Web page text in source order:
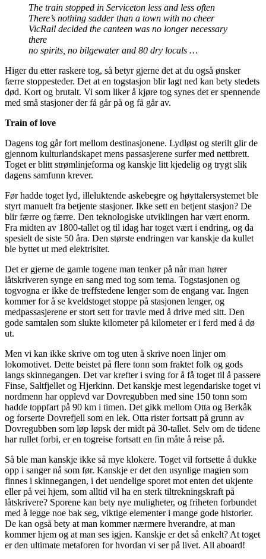
The train stopped in Serviceton less and less often
There’s nothing sadder than a town with no cheer
VicRail decided the canteen was no longer necessary
there
no spirits, no bilgewater and 80 dry locals …
Higer du etter raskere tog, så betyr gjerne det at du også ønsker
færre stoppesteder. Det at en togstasjon blir lagt ned kan bety stedets
død. Kort og brutalt. Vi som liker å kjøre tog synes det er spennende
med små stasjoner der få går på og få går av.
Train of love
Dagens tog går fort mellom destinasjonene. Lydløst og sterilt glir de
gjennom kulturlandskapet mens passasjerene surfer med nettbrett.
Toget er blitt strømlinjeforma og kanskje litt kjedelig og trygt slik
dagens samfunn krever.
Før hadde toget lyd, illeluktende askebegre og høyttalersystemet ble
styrt manuelt fra betjente stasjoner. Ikke sett en betjent stasjon? De
blir færre og færre. Den teknologiske utviklingen har vært enorm.
Fra midten av 1800-tallet og til idag har toget vært i endring, og da
spesielt de siste 50 åra. Den største endringen var kanskje da kullet
ble byttet ut med elektrisitet.
Det er gjerne de gamle togene man tenker på når man hører
låtskriveren synge en sang med tog som tema. Togstasjonen og
togvogna er ikke de treffstedene lenger som de engang var. Ingen
kommer for å se kveldstoget stoppe på stasjonen lenger, og
medpassasjerene er stort sett for travle med å drive med sitt. Den
gode samtalen som slukte kilometer på kilometer er i ferd med å dø
ut.
Men vi kan ikke skrive om tog uten å skrive noen linjer om
lokomotivet. Dette beistet på flere tonn som fraktet folk og gods
langs skinnegangen. Det var krefter i sving for å få toget til å passere
Finse, Saltfjellet og Hjerkinn. Det kanskje mest legendariske toget vi
nordmenn har opplevd var Dovregubben med sine 150 tonn som
hadde toppfart på 90 km i timen. Det gikk mellom Otta og Berkåk
og forserte Dovrefjell som en lek. Otta rister fortsatt på grunn av
Dovregubben som løp løpsk der midt på 30-tallet. Selv om de tidene
har rullet forbi, er en togreise fortsatt en fin måte å reise på.
Så ble man kanskje ikke så mye klokere. Toget vil fortsette å dukke
opp i sanger nå som før. Kanskje er det den usynlige magien som
finnes i skinnegangen, i det uendelige sporet mot enten det ukjente
eller på vei hjem, som alltid vil ha en sterk tiltrekningskraft på
låtskrivere? Sporene kan bety nye muligheter, og friheten forbundet
med å legge noe bak seg, viktige elementer i mange gode historier.
De kan også bety at man kommer nærmere hverandre, at man
kommer hjem og at man ses igjen. Kanskje er det så enkelt? At toget
er den ultimate metaforen for hvordan vi ser på livet. All aboard!